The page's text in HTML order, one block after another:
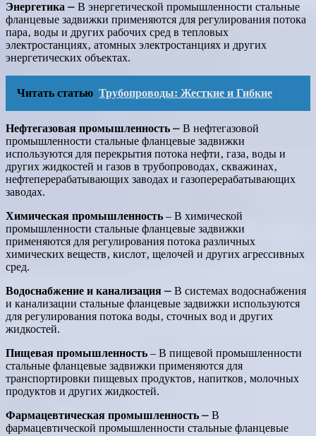
Энергетика ⎼ В энергетической промышленности стальные
фланцевые задвижки применяются для регулирования потока
пара‚ воды и других рабочих сред в тепловых
электростанциях‚ атомных электростанциях и других
энергетических объектах.
Читать статью Трубопроводы: Жесткие и Гибкие
Нефтегазовая промышленность ⎼ В нефтегазовой
промышленности стальные фланцевые задвижки
используются для перекрытия потока нефти‚ газа‚ воды и
других жидкостей и газов в трубопроводах‚ скважинах‚
нефтеперерабатывающих заводах и газоперерабатывающих
заводах.
Химическая промышленность ‒ В химической
промышленности стальные фланцевые задвижки
применяются для регулирования потока различных
химических веществ‚ кислот‚ щелочей и других агрессивных
сред.
Водоснабжение и канализация ⎼ В системах водоснабжения
и канализации стальные фланцевые задвижки используются
для регулирования потока воды‚ сточных вод и других
жидкостей.
Пищевая промышленность ‒ В пищевой промышленности
стальные фланцевые задвижки применяются для
транспортировки пищевых продуктов‚ напитков‚ молочных
продуктов и других жидкостей.
Фармацевтическая промышленность ⎼ В
фармацевтической промышленности стальные фланцевые